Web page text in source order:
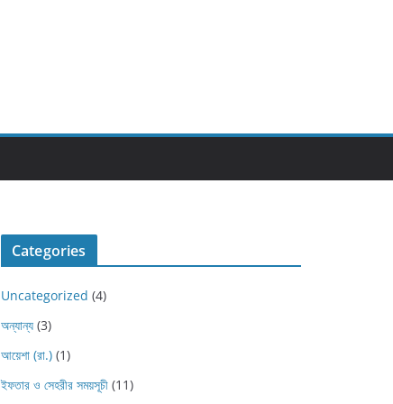
Categories
Uncategorized (4)
অন্যান্য (3)
আয়েশা (রা.) (1)
ইফতার ও সেহরীর সময়সূচী (11)